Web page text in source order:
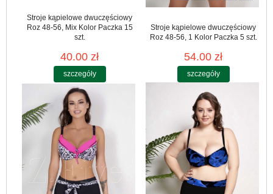
Stroje kąpielowe dwuczęściowy
Roz 48-56, Mix Kolor Paczka 15
szt.
40.00 zł
szczegóły
Stroje kąpielowe dwuczęściowy
Roz 48-56, 1 Kolor Paczka 5 szt.
54.00 zł
szczegóły